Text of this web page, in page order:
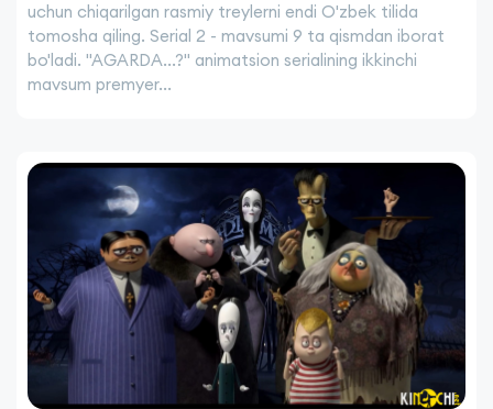
uchun chiqarilgan rasmiy treylerni endi O'zbek tilida
tomosha qiling. Serial 2 - mavsumi 9 ta qismdan iborat
bo'ladi. "AGARDA...?" animatsion serialining ikkinchi
mavsum premyer...